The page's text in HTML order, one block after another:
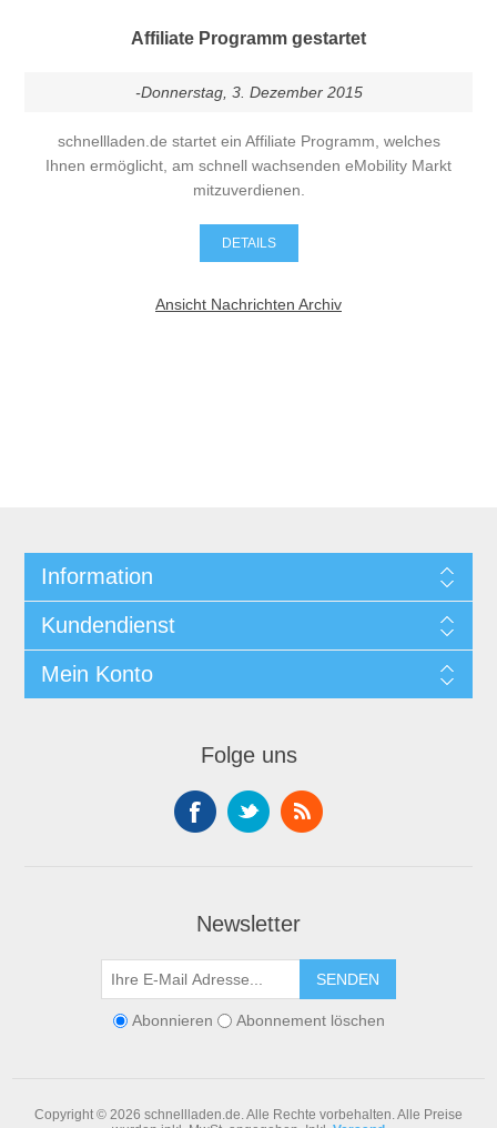
Affiliate Programm gestartet
-Donnerstag, 3. Dezember 2015
schnellladen.de startet ein Affiliate Programm, welches
Ihnen ermöglicht, am schnell wachsenden eMobility Markt
mitzuverdienen.
DETAILS
Ansicht Nachrichten Archiv
Information
Kundendienst
Mein Konto
Folge uns
Newsletter
SENDEN
Abonnieren Abonnement löschen
Copyright © 2026 schnellladen.de. Alle Rechte vorbehalten. Alle Preise